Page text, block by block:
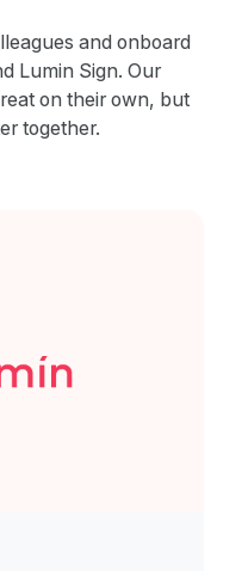
and onboard
Lumin Sign. Our
on their own, but
together.